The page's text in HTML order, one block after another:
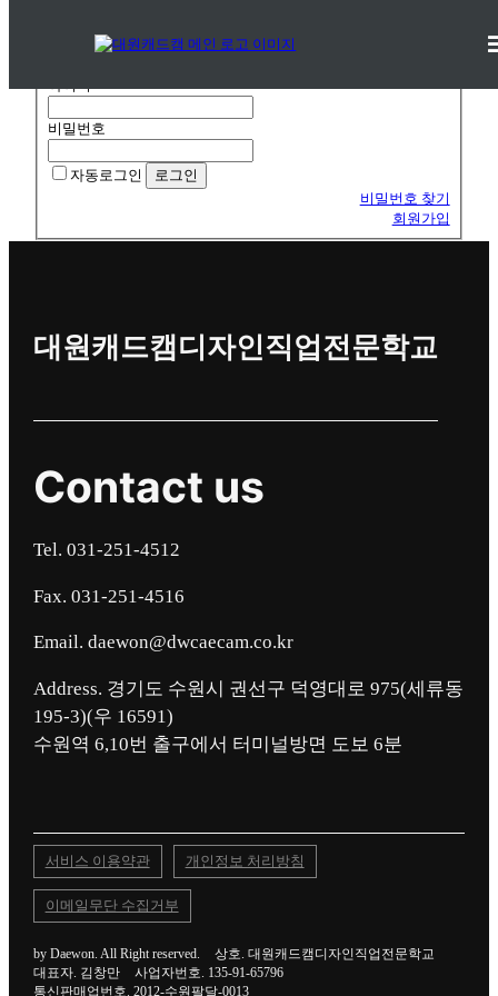
비밀번호
자동로그인
비밀번호 찾기
회원가입
대원캐드캠디자인직업전문학교
Contact us
Tel. 031-251-4512
Fax. 031-251-4516
Email. daewon@dwcaecam.co.kr
Address. 경기도 수원시 권선구 덕영대로 975(세류동
195-3)(우 16591)
서비스 이용약관 개인정보 처리방침
이메일무단 수집거부
by Daewon. All Right reserved.
상호. 대원캐드캠디자인직업전문학교
대표자. 김창만
사업자번호. 135-91-65796
통신판매업번호. 2012-수원팔달-0013